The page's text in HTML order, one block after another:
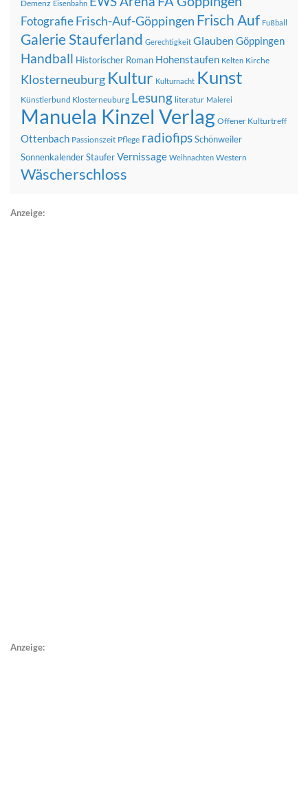
Demenz Eisenbahn
FotografieFrisch-Auf-Göppingen Frisch Auf Fußball
Galerie Stauferland Gerechtigkeit Glauben Göppingen
Handball Historischer Roman Hohenstaufen Kelten Kirche
Klosterneuburg Kultur Kulturnacht Kunst
Künstlerbund Klosterneuburg Lesung literatur Malerei
Manuela Kinzel Verlag Offener Kulturtreff
Ottenbach Passionszeit Pflege radiofipsSchönweiler
SonnenkalenderStauferVernissage Weihnachten Western
Wäscherschloss
Anzeige:
Anzeige: